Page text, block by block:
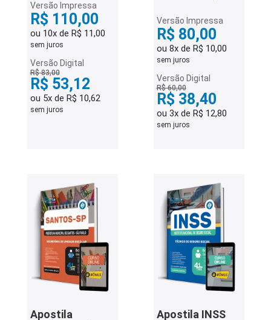
Versão Impressa
R$ 110,00
ou 10x de R$ 11,00
sem juros
Versão Digital
R$ 83,00
R$ 53,12
ou 5x de R$ 10,62
sem juros
Versão Impressa
R$ 80,00
ou 8x de R$ 10,00
sem juros
Versão Digital
R$ 60,00
R$ 38,40
ou 3x de R$ 12,80
sem juros
Apostila
Apostila INSS